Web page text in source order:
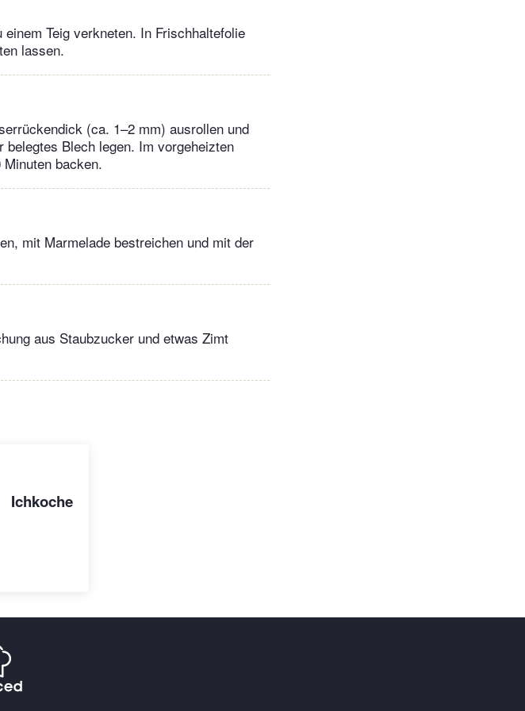
Teig verkneten. In Frischhaltefolie
lassen.
(ca. 1–2 mm) ausrollen und
Blech legen. Im vorgeheizten
backen.
mit Marmelade bestreichen und mit der
aus Staubzucker und etwas Zimt
Ichkoche